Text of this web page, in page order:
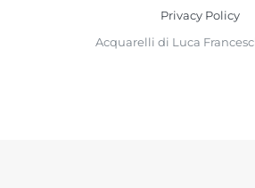
Privacy Policy
Acquarelli di Luca